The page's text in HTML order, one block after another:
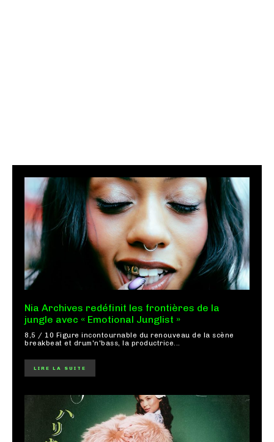
Nia Archives redéfinit les frontières de la
jungle avec « Emotional Junglist »
8,5 / 10 Figure incontournable du renouveau de la scène
breakbeat et drum'n'bass, la productrice...
LIRE LA SUITE